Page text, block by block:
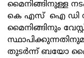
മൈനിങ്ങിനുള്ള
കെ എസ് ഐ ഡി
മൈനിങ്ങിനും
തുടര്‍ന്ന് ബയോ